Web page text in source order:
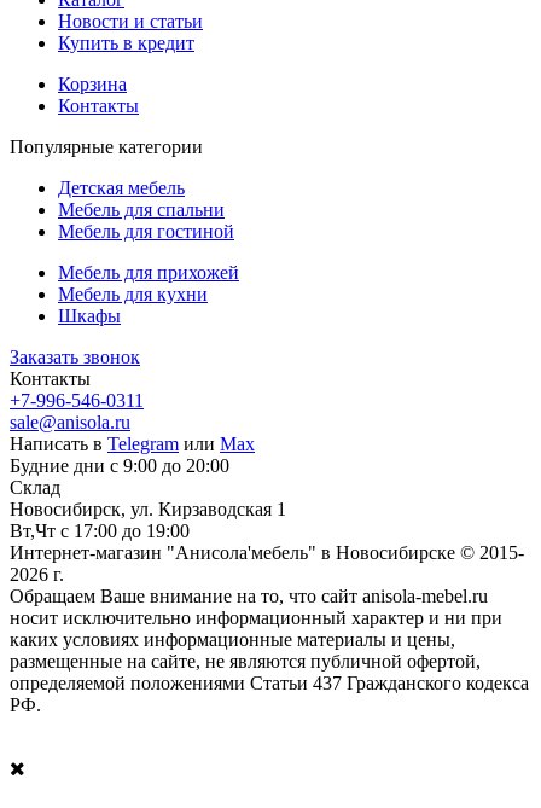
Новости и статьи
Купить в кредит
Корзина
Контакты
Популярные категории
Детская мебель
Мебель для спальни
Мебель для гостиной
Мебель для прихожей
Мебель для кухни
Шкафы
Заказать звонок
Контакты
+7-996-546-0311
sale@anisola.ru
Написать в Telegram или Max
Будние дни с 9:00 до 20:00
Склад
Новосибирск, ул. Кирзаводская 1
Вт,Чт с 17:00 до 19:00
Интернет-магазин "Анисола'мебель" в Новосибирске © 2015-
2026 г.
Обращаем Ваше внимание на то, что сайт anisola-mebel.ru
носит исключительно информационный характер и ни при
каких условиях информационные материалы и цены,
размещенные на сайте, не являются публичной офертой,
определяемой положениями Статьи 437 Гражданского кодекса
РФ.